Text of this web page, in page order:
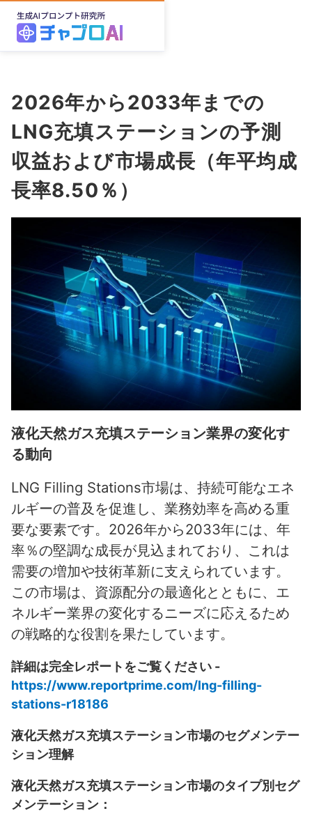
2026年から2033年までの
LNG充填ステーションの予測
収益および市場成長（年平均成
長率8.50％）
液化天然ガス充填ステーション業界の変化す
る動向
LNG Filling Stations市場は、持続可能なエネ
ルギーの普及を促進し、業務効率を高める重
要な要素です。2026年から2033年には、年
率％の堅調な成長が見込まれており、これは
需要の増加や技術革新に支えられています。
この市場は、資源配分の最適化とともに、エ
ネルギー業界の変化するニーズに応えるため
の戦略的な役割を果たしています。
詳細は完全レポートをご覧ください -
https://www.reportprime.com/lng-filling-
stations-r18186
液化天然ガス充填ステーション市場のセグメンテー
ション理解
液化天然ガス充填ステーション市場のタイプ別セグ
メンテーション：